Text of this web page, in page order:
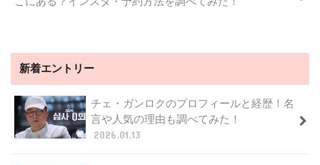
新着エントリー
チェ・ガンロクのプロフィールと経歴！名
言や人気の理由も調べてみた！
2026.01.13